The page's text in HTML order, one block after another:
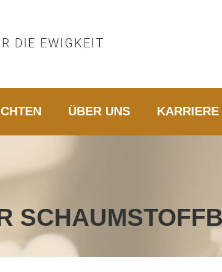
DIE EWIGKEIT
ÜBER UNS KARRIERE